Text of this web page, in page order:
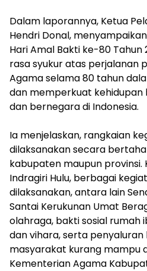
‎Dalam laporannya, Ketua
Hendri Donal,
Hari Amal Bakti ke-80
rasa syukur atas perjalanan
Agama selama 80 tahun
dan memperkuat kehidupan
dan bernegara di Indonesia.
‎Ia menjelaskan, rangkaian
dilaksanakan secara
kabupaten maupun provinsi.
Indragiri Hulu, berbagai
dilaksanakan, antara lain
Santai Kerukunan Umat
olahraga, bakti sosial rumah
dan vihara, serta
masyarakat kurang mampu
Kementerian Agama